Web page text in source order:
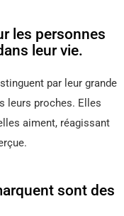
les personnes
leur vie.
par leur grande
leurs proches. Elles
aiment, réagissant
sont des